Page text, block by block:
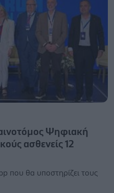
Ψηφιακή
ασθενείς 12
που θα υποστηρίζει τους